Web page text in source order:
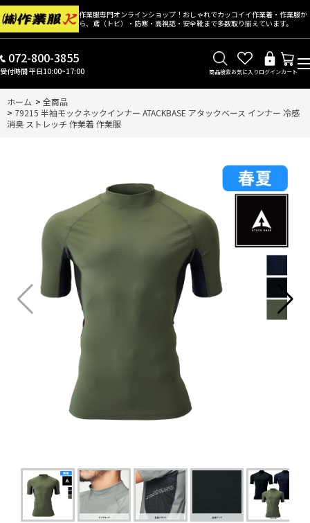
作業服専門オンラインショップ！おしゃれでカッコイイ作業着・作業服か
ら、鳶（トビ）・防寒・高視認・安全靴まで多数取り揃えています。
072-800-3855
受付時間 平日10:00~17:00 商品検索お気に入りログインカート
ホーム > 全商品
> 79215 半袖モックネックインナー ATACKBASE アタックベース インナー 冷感
消臭 ストレッチ 作業着 作業服